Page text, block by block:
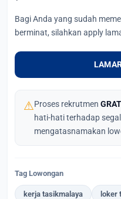
Bagi Anda yang sudah
berminat, silahkan apply
⚠Proses rekrutmen
hati-hati terhadap
mengatasnamakan
Tag Lowongan
kerja tasikmalaya loker